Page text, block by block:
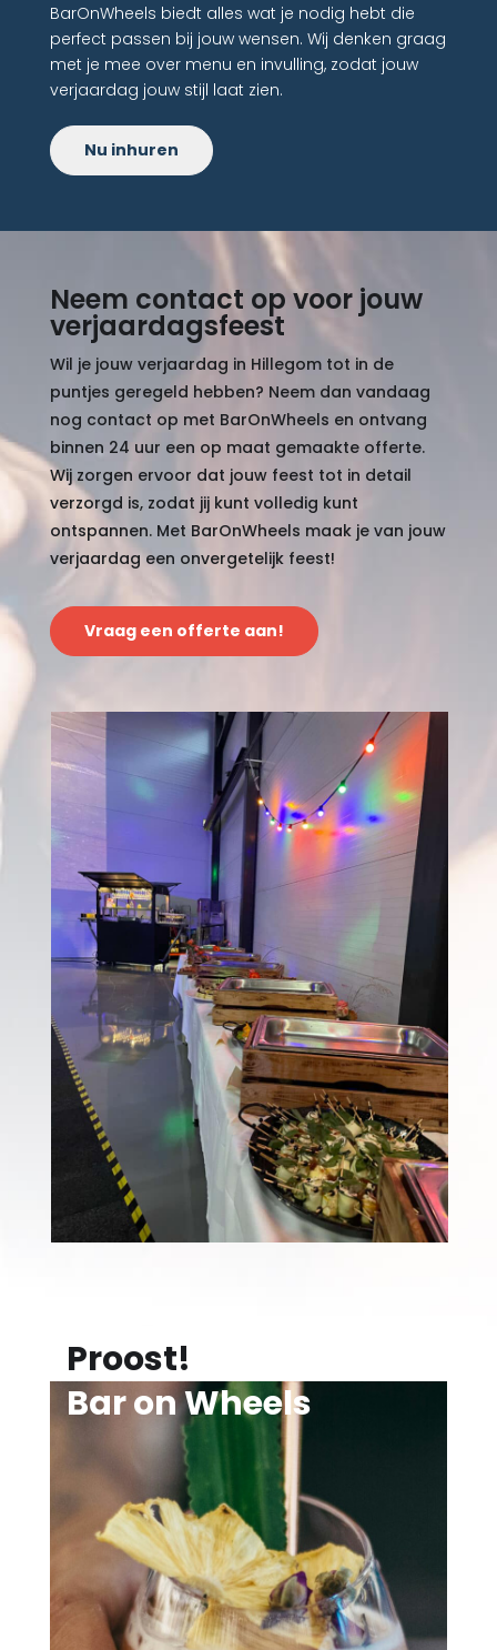
BarOnWheels biedt alles wat je nodig hebt die
perfect passen bij jouw wensen. Wij denken graag
met je mee over menu en invulling, zodat jouw
verjaardag jouw stijl laat zien.
Nu inhuren
Neem contact op voor jouw
verjaardagsfeest
Wil je jouw verjaardag in Hillegom tot in de
puntjes geregeld hebben? Neem dan vandaag
nog contact op met BarOnWheels en ontvang
binnen 24 uur een op maat gemaakte offerte.
Wij zorgen ervoor dat jouw feest tot in detail
verzorgd is, zodat jij kunt volledig kunt
ontspannen. Met BarOnWheels maak je van jouw
verjaardag een onvergetelijk feest!
Vraag een offerte aan!
Proost!
Bar on Wheels